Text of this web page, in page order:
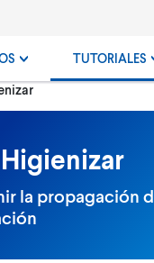
TUTORIALES
la propagación